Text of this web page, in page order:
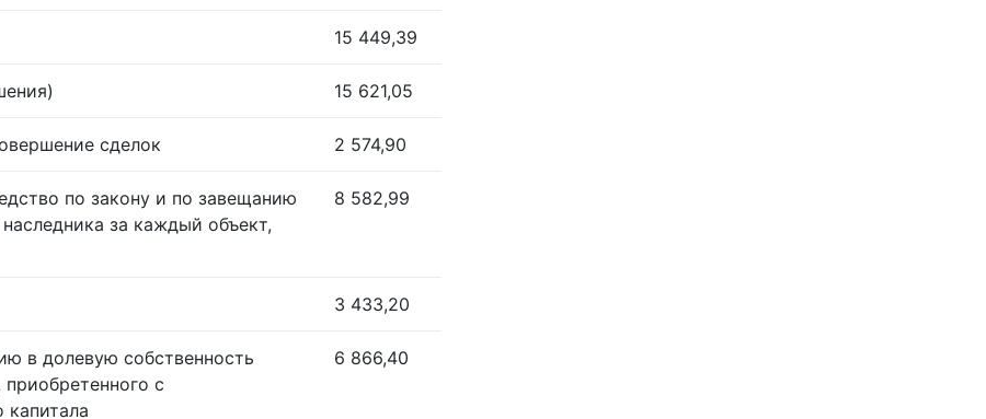
15 449,39
15 621,05
сделок 2 574,90
по закону и по завещанию
за каждый объект,
8 582,99
3 433,20
в долевую собственность
с
капитала
6 866,40